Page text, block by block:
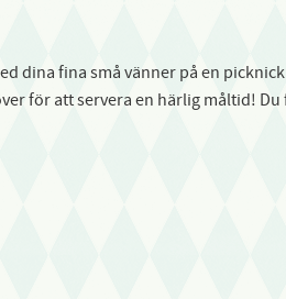
dina fina små vänner på en
för att servera en härlig måltid!